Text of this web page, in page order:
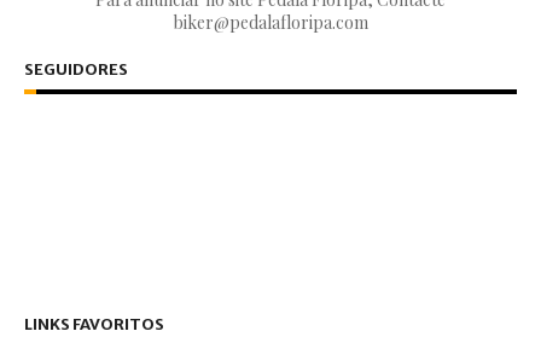
biker@pedalafloripa.com
SEGUIDORES
LINKS FAVORITOS